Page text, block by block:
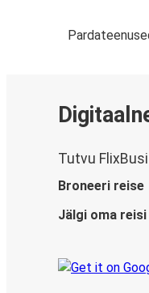
Tutvu
Broneeri reise
Jälgi oma reisi